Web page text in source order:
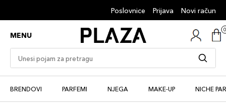
Poslovnice Prijava Novi račun
MENU
BRENDOVI PARFEMI NJEGA MAKE-UP NICHE